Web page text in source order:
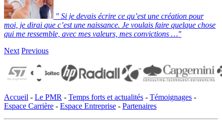
" Si je devais écrire ce qu’est une création pour
moi, je dirai que c’est une naissance. Je voulais faire quelque chose
qui me ressemble, avec mes valeurs, mes convictions …"
Next Previous
Accueil - Le PMR - Temps forts et actualités - Témoignages -
Espace Carrière - Espace Entreprise - Partenaires